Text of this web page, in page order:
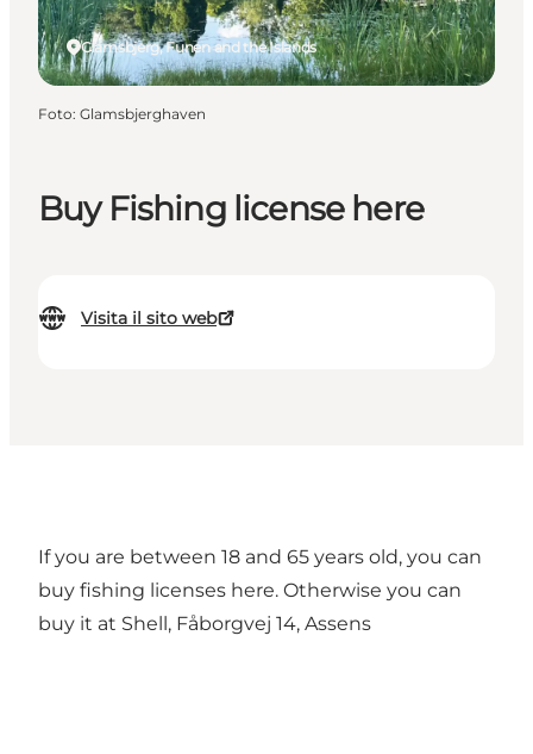
Buy Fishing license here
Visita il sito web
Glamsbjerg, Funen and the Islands
Foto: Glamsbjerghaven
If you are between 18 and 65 years old, you can
buy fishing licenses here. Otherwise you can
buy it at Shell, Fåborgvej 14, Assens